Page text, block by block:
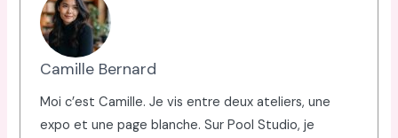
Camille Bernard
Moi c’est Camille. Je vis entre deux ateliers, une
expo et une page blanche. Sur Pool Studio, je